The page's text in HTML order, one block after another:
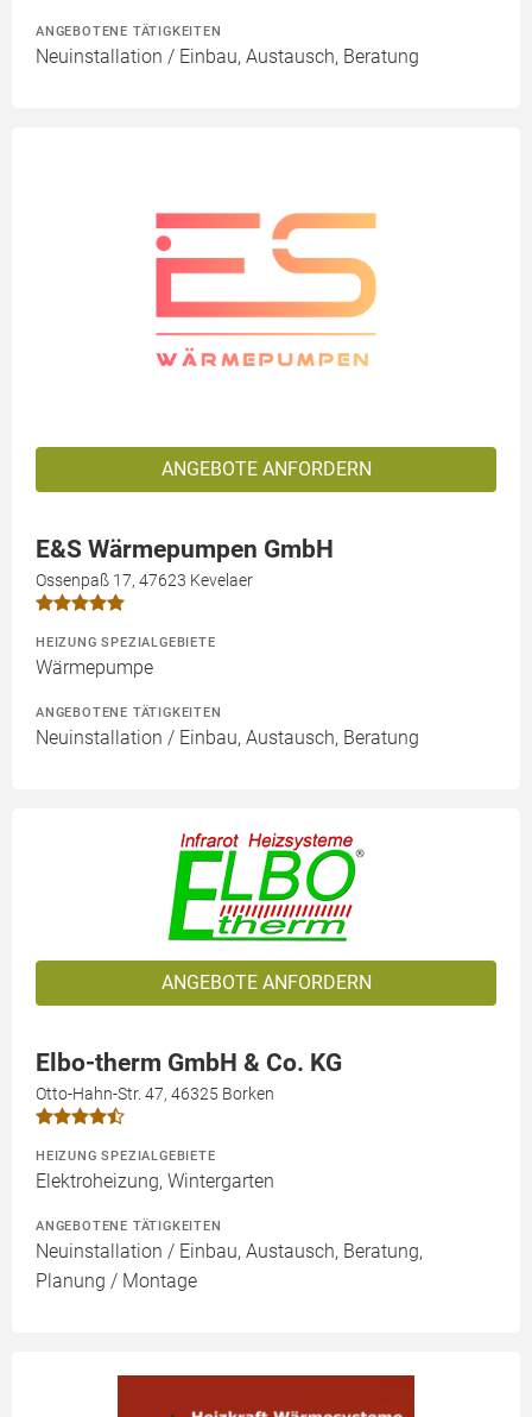
ANGEBOTENE TÄTIGKEITEN
Neuinstallation / Einbau, Austausch, Beratung
ANGEBOTE ANFORDERN
E&S Wärmepumpen GmbH
Ossenpaß 17, 47623 Kevelaer
HEIZUNG SPEZIALGEBIETE
Wärmepumpe
ANGEBOTENE TÄTIGKEITEN
Neuinstallation / Einbau, Austausch, Beratung
ANGEBOTE ANFORDERN
Elbo-therm GmbH & Co. KG
Otto-Hahn-Str. 47, 46325 Borken
HEIZUNG SPEZIALGEBIETE
Elektroheizung, Wintergarten
ANGEBOTENE TÄTIGKEITEN
Neuinstallation / Einbau, Austausch, Beratung,
Planung / Montage